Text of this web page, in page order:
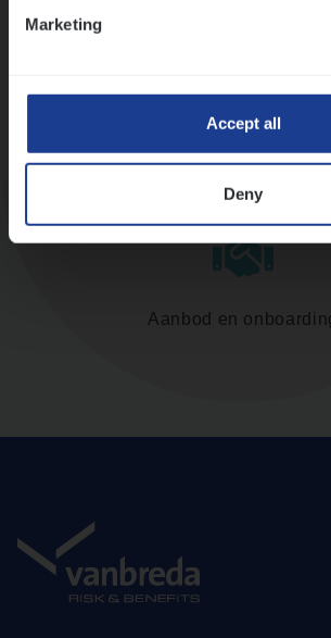
Marketing
Accept all
Deny
Diepte-interview met
Aanbod en